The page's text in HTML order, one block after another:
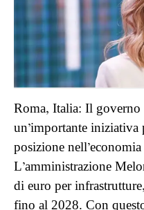
Roma, Italia: Il governo
un’importante iniziativa
posizione
L’amministrazione
di euro per
fino al 2028. Con